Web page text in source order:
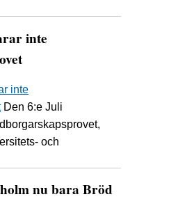
inte
inte
Den 6:e Juli
och
nu bara Bröd